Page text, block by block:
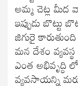
అమ్మ చెట్ల మీద
ఇప్పుడు బొట్టు
జిగురై
మన దేశం
ఎంత అభివృద్ధి
వ్యవసాయన్ని